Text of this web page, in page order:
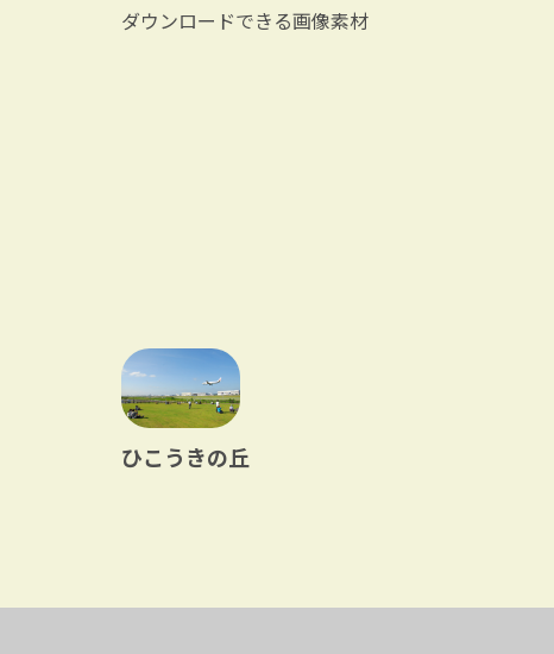
ダウンロードできる画像素材
ひこうきの丘